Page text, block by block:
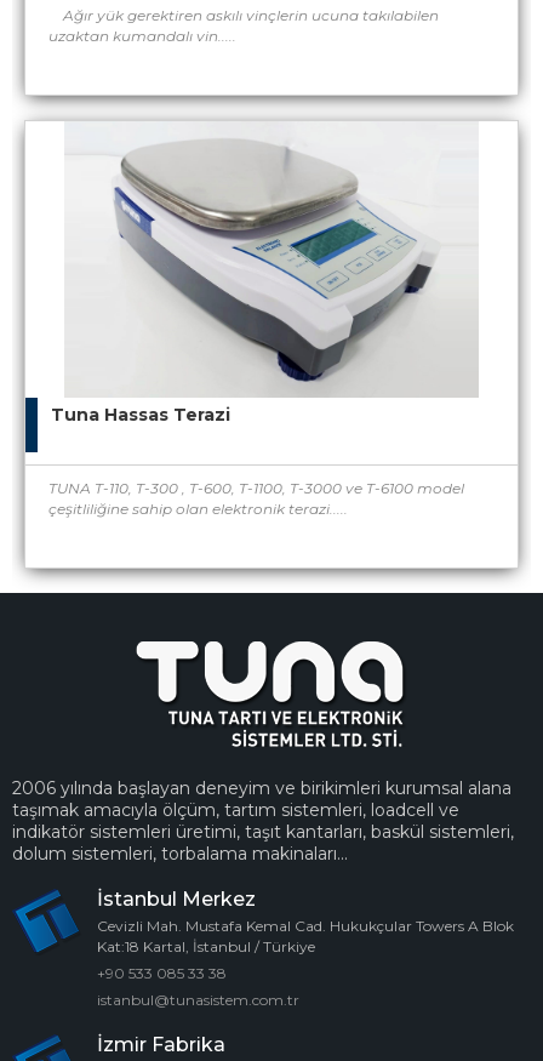
Ağır yük gerektiren askılı vinçlerin ucuna takılabilen
uzaktan kumandalı vin.....
Tuna Hassas Terazi
TUNA T-110, T-300 , T-600, T-1100, T-3000 ve T-6100 model
çeşitliliğine sahip olan elektronik terazi.....
2006 yılında başlayan deneyim ve birikimleri kurumsal alana
taşımak amacıyla ölçüm, tartım sistemleri, loadcell ve
indikatör sistemleri üretimi, taşıt kantarları, baskül sistemleri,
dolum sistemleri, torbalama makinaları...
İstanbul Merkez
Cevizli Mah. Mustafa Kemal Cad. Hukukçular Towers A Blok
Kat:18 Kartal, İstanbul / Türkiye
+90 533 085 33 38
istanbul@tunasistem.com.tr
İzmir Fabrika